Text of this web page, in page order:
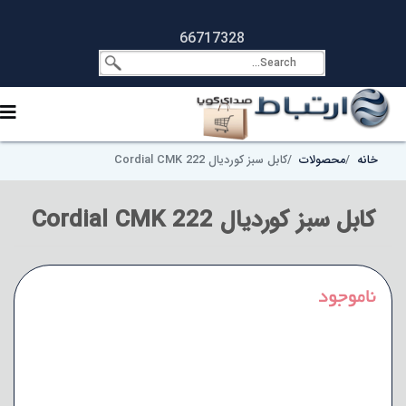
66717328
خانه محصولات کابل سبز کوردیال Cordial CMK 222
کابل سبز کوردیال Cordial CMK 222